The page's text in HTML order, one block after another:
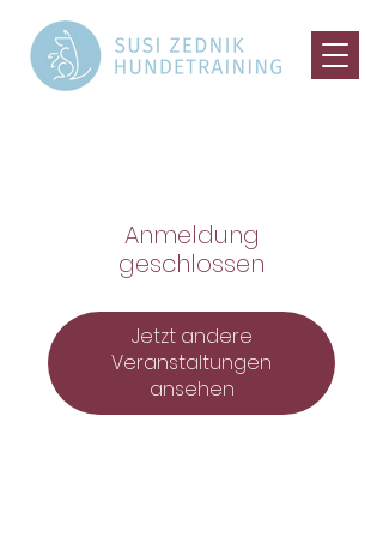
Anmeldung
geschlossen
Jetzt andere
Veranstaltungen
ansehen